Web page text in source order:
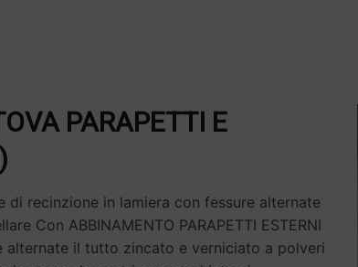
PARAPETTI E
di recinzione in lamiera con fessure alternate
Con ABBINAMENTO PARAPETTI ESTERNI
alternate il tutto zincato e verniciato a polveri